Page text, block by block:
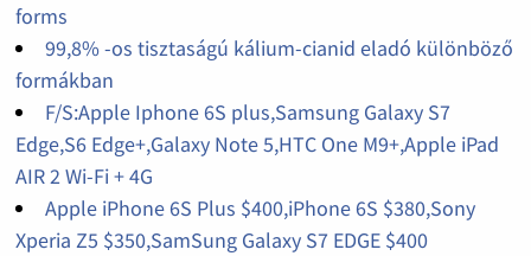
forms
99,8% -os tisztaságú kálium-cianid eladó különböző
formákban
F/S:Apple Iphone 6S plus,Samsung Galaxy S7
Edge,S6 Edge+,Galaxy Note 5,HTC One M9+,Apple iPad
AIR 2 Wi-Fi + 4G
Apple iPhone 6S Plus $400,iPhone 6S $380,Sony
Xperia Z5 $350,SamSung Galaxy S7 EDGE $400